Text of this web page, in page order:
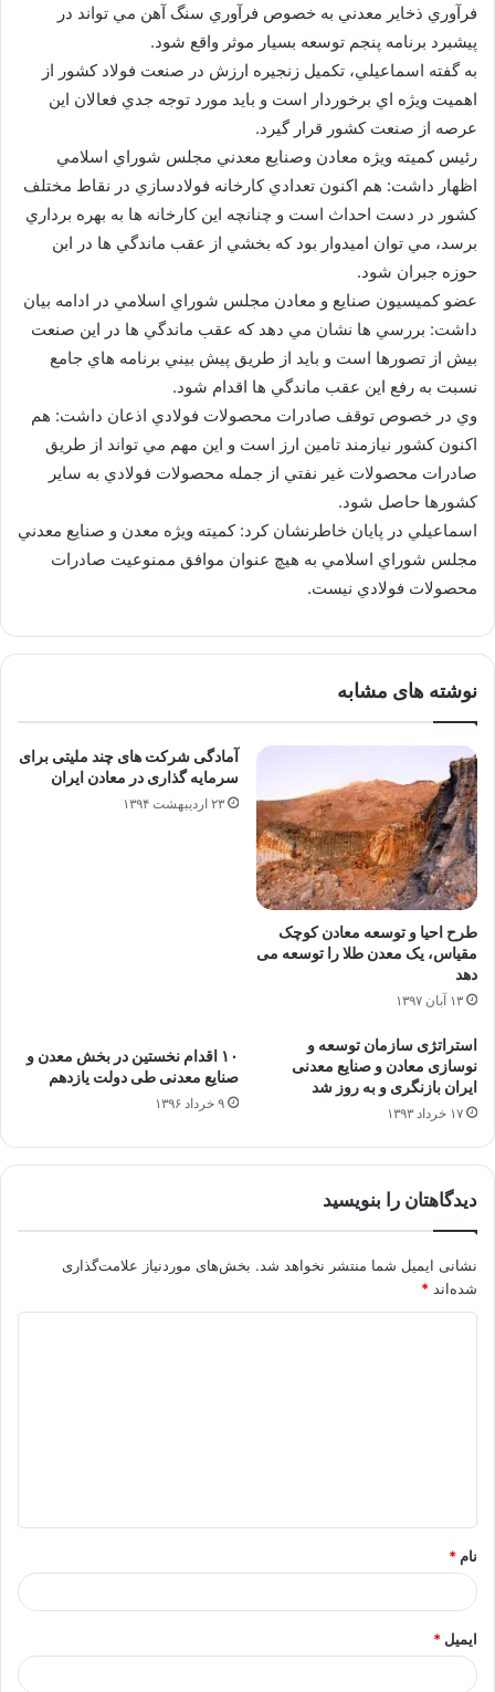
فرآوري ذخاير معدني به خصوص فرآوري سنگ آهن مي تواند در
پيشبرد برنامه پنجم توسعه بسيار موثر واقع شود.
به گفته اسماعيلي، تكميل زنجيره ارزش در صنعت فولاد كشور از
اهميت ويژه اي برخوردار است و بايد مورد توجه جدي فعالان اين
عرصه از صنعت كشور قرار گيرد.
رئيس كميته ويژه معادن وصنايع معدني مجلس شوراي اسلامي
اظهار داشت: هم اكنون تعدادي كارخانه فولادسازي در نقاط مختلف
كشور در دست احداث است و چنانچه اين كارخانه ها به بهره برداري
برسد، مي توان اميدوار بود كه بخشي از عقب ماندگي ها در ابن
حوزه جبران شود.
عضو كميسيون صنايع و معادن مجلس شوراي اسلامي در ادامه بيان
داشت: بررسي ها نشان مي دهد كه عقب ماندگي ها در اين صنعت
بيش از تصورها است و بايد از طريق پيش بيني برنامه هاي جامع
نسبت به رفع اين عقب ماندگي ها اقدام شود.
وي در خصوص توقف صادرات محصولات فولادي اذعان داشت: هم
اكنون كشور نيازمند تامين ارز است و اين مهم مي تواند از طريق
صادرات محصولات غير نفتي از جمله محصولات فولادي به ساير
كشورها حاصل شود.
اسماعيلي در پايان خاطرنشان كرد: كميته ويژه معدن و صنايع معدني
مجلس شوراي اسلامي به هيچ عنوان موافق ممنوعيت صادرات
محصولات فولادي نيست.
نوشته های مشابه
طرح احیا و توسعه معادن کوچک
مقیاس، یک معدن طلا را توسعه می
دهد
۱۳ آبان ۱۳۹۷
آمادگی شرکت های چند ملیتی برای
سرمایه گذاری در معادن ایران
۲۳ اردیبهشت ۱۳۹۴
استراتژی سازمان توسعه و
نوسازی معادن و صنایع معدنی
ایران بازنگری و به روز شد
۱۷ خرداد ۱۳۹۳
۱۰ اقدام نخستین در بخش معدن و
صنایع معدنی طی دولت یازدهم
۹ خرداد ۱۳۹۶
دیدگاهتان را بنویسید
نشانی ایمیل شما منتشر نخواهد شد. بخش‌های موردنیاز علامت‌گذاری
شده‌اند *
*
نام *
ایمیل *